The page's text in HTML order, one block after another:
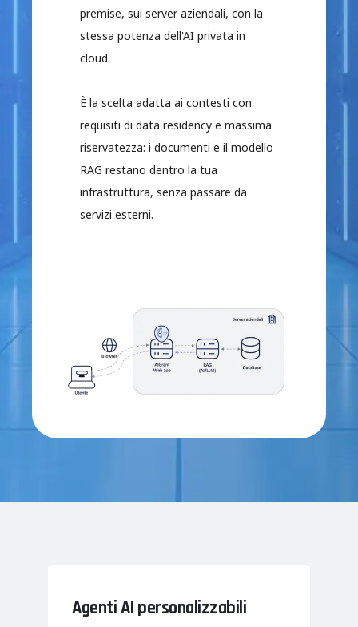
premise, sui server aziendali, con la
stessa potenza dell'AI privata in
cloud.
È la scelta adatta ai contesti con
requisiti di data residency e massima
riservatezza: i documenti e il modello
RAG restano dentro la tua
infrastruttura, senza passare da
servizi esterni.
Agenti AI personalizzabili